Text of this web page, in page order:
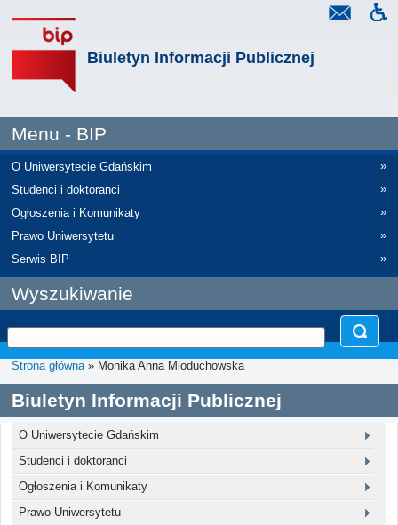
Biuletyn Informacji Publicznej
Menu - BIP
O Uniwersytecie Gdańskim
»
Studenci i doktoranci
»
Ogłoszenia i Komunikaty
»
Prawo Uniwersytetu
»
Serwis BIP
»
Wyszukiwanie
Strona główna» Monika Anna Mioduchowska
Biuletyn Informacji Publicznej
O Uniwersytecie Gdańskim
Studenci i doktoranci
Ogłoszenia i Komunikaty
Prawo Uniwersytetu